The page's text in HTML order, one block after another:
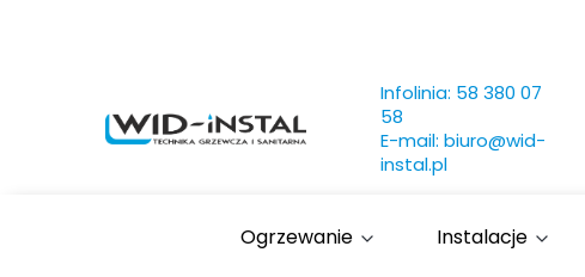
Infolinia: 58 380 07
58
E-mail: biuro@wid-
instal.pl
Ogrzewanie Instalacje